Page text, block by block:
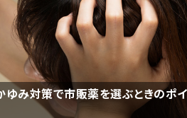
ゆみ対策で市販薬を選ぶときのポ